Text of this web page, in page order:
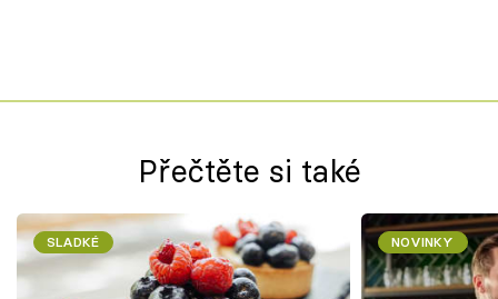
Přečtěte si také
SLADKÉ NOVINKY